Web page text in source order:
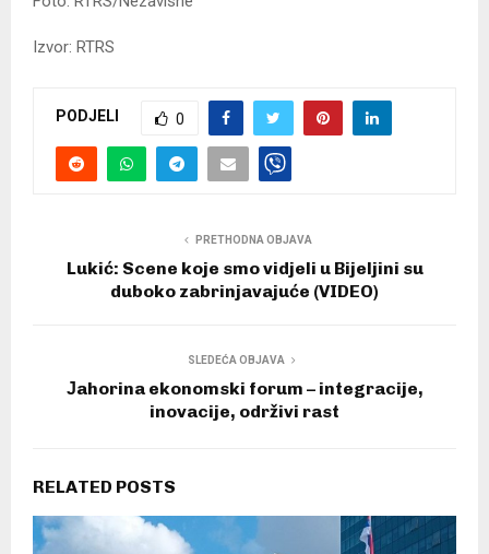
Izvor: RTRS
PODJELI 0
PRETHODNA OBJAVA
Lukić: Scene koje smo vidjeli u Bijeljini su
duboko zabrinjavajuće (VIDEO)
SLEDEĆA OBJAVA
Јahorina ekonomski forum – integracije,
inovacije, održivi rast
RELATED POSTS